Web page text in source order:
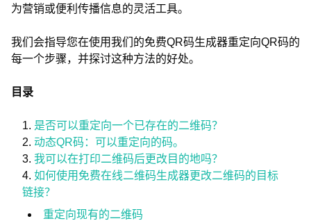
为营销或便利传播信息的灵活工具。
我们会指导您在使用我们的免费QR码生成器重定向QR码的
每一个步骤，并探讨这种方法的好处。
目录
是否可以重定向一个已存在的二维码？
动态QR码：可以重定向的码。
我可以在打印二维码后更改目的地吗？
如何使用免费在线二维码生成器更改二维码的目标
链接？
重定向现有的二维码